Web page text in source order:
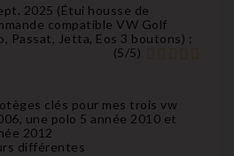
2025 (Étui housse de
compatible VW Golf
Passat, Jetta, Eos 3 boutons) :
(5/5)
clés pour mes trois vw
une polo 5 année 2010 et
2012
différentes